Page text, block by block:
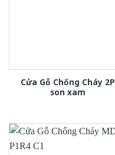
Cửa Gỗ Chống Cháy 2P
son xam